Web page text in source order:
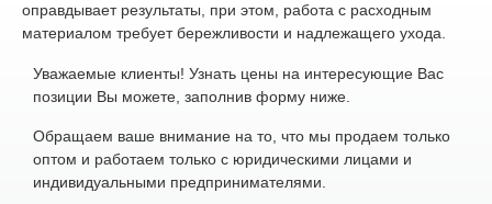
оправдывает результаты, при этом, работа с расходным
материалом требует бережливости и надлежащего ухода.
Уважаемые клиенты! Узнать цены на интересующие Вас
позиции Вы можете, заполнив форму ниже.
Обращаем ваше внимание на то, что мы продаем только
оптом и работаем только с юридическими лицами и
индивидуальными предпринимателями.